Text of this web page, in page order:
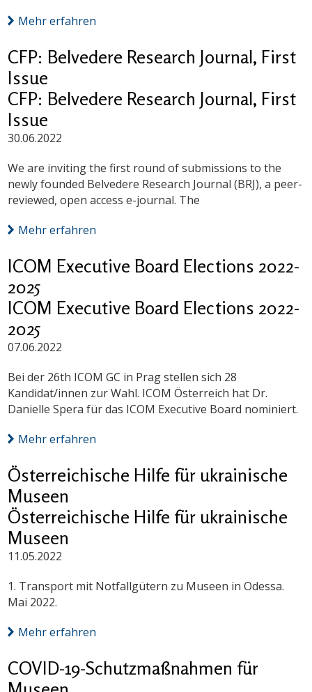
Mehr erfahren
CFP: Belvedere Research Journal, First
Issue
CFP: Belvedere Research Journal, First
Issue
30.06.2022
We are inviting the first round of submissions to the
newly founded Belvedere Research Journal (BRJ), a peer-
reviewed, open access e-journal. The
Mehr erfahren
ICOM Executive Board Elections 2022-
2025
ICOM Executive Board Elections 2022-
2025
07.06.2022
Bei der 26th ICOM GC in Prag stellen sich 28
Kandidat/innen zur Wahl. ICOM Österreich hat Dr.
Danielle Spera für das ICOM Executive Board nominiert.
Mehr erfahren
Österreichische Hilfe für ukrainische
Museen
Österreichische Hilfe für ukrainische
Museen
11.05.2022
1. Transport mit Notfallgütern zu Museen in Odessa.
Mai 2022.
Mehr erfahren
COVID-19-Schutzmaßnahmen für